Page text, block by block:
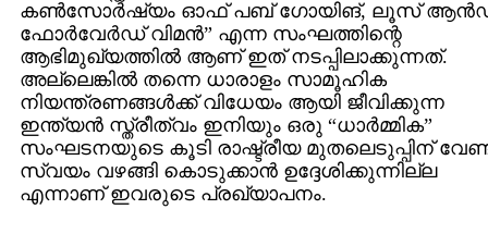
കണ്‍സോര്‍ഷ്യം ഓഫ് പബ് ഗോയിങ്, ലൂസ്
ഫോര്‍വേര്‍ഡ് വിമന്‍” എന്ന സംഘത്തിന്റെ
ആഭിമുഖ്യത്തില്‍ ആണ് ഇത് നടപ്പിലാക്കുന്നത്.
അല്ലെങ്കില്‍ തന്നെ ധാരാളം സാമൂഹിക
നിയന്ത്രണങ്ങള്‍ക്ക് വിധേയം ആയി ജീവിക്കുന്ന
ഇന്ത്യന്‍ സ്ത്രീത്വം ഇനിയും ഒരു “ധാര്‍മ്മിക”
സംഘടനയുടെ കൂടി രാഷ്ട്രീയ മുതലെടുപ്പിന്
സ്വയം വഴങ്ങി കൊടുക്കാന്‍ ഉദ്ദേശിക്കുന്നില്ല
എന്നാണ് ഇവരുടെ പ്രഖ്യാപനം.